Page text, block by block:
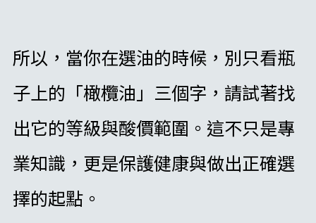
所以，當你在選油的時候，別只看瓶
子上的「橄欖油」三個字，請試著找
出它的等級與酸價範圍。這不只是專
業知識，更是保護健康與做出正確選
擇的起點。